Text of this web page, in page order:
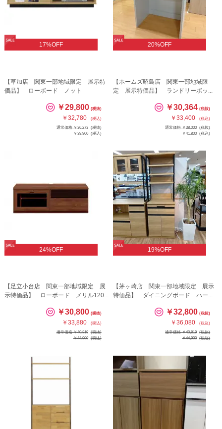
17%OFF
【草加店 関東一部地域限定 展示特
価品】 ローボード ノット
￥29,800 (税抜)
￥32,780
(税込)
通常価格 ￥36,273 (税抜)
￥39,900 (税込)
20%OFF
【ホームズ昭島店 関東一部地域限
定 展示特価品】 ランドリーボッ...
￥30,364 (税抜)
￥33,400
(税込)
通常価格 ￥38,000 (税抜)
￥41,800 (税込)
24%OFF
【足立小台店 関東一部地域限定 展
示特価品】 ローボード メリル120...
￥30,800 (税抜)
￥33,880
(税込)
通常価格 ￥40,819 (税抜)
￥44,900 (税込)
19%OFF
【茅ヶ崎店 関東一部地域限定 展示
特価品】 ダイニングボード ハー...
￥32,800 (税抜)
￥36,080
(税込)
通常価格 ￥40,819 (税抜)
￥44,900 (税込)